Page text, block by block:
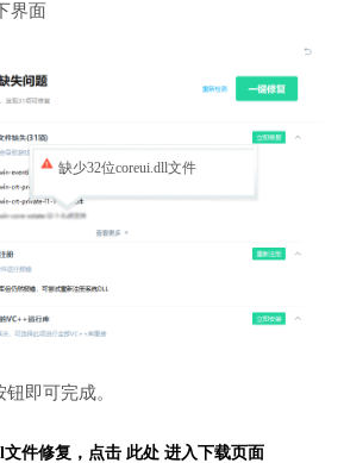
界面
缺少32位coreui.dll文件
即可完成。
件修复， 点击 此处 进入下载页面